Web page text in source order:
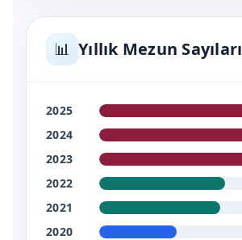
📊 Yıllık Mezun Sayıları
2025
2024
2023
2022
2021
2020